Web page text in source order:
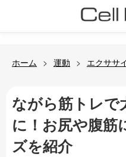
ホーム 運動 エクササ
ながら筋トレで
に！お尻や腹筋
ズを紹介